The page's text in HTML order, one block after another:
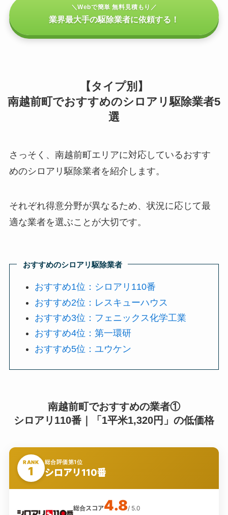
＼Webで簡単 無料見積もり／
業界最大手の駆除業者に依頼する！
【タイプ別】
南越前町でおすすめのシロアリ駆除業者5
選
さっそく、南越前町エリアに対応しているおすす
めのシロアリ駆除業者を紹介します。
それぞれ得意分野が異なるため、状況に応じて最
適な業者を選ぶことが大切です。
おすすめのシロアリ駆除業者
おすすめ1位：シロアリ110番
おすすめ2位：レスキューハウス
おすすめ3位：フェニックス化学工業
おすすめ4位：第一環研
おすすめ5位：ユウケン
南越前町でおすすめの業者①
シロアリ110番｜「1平米1,320円」の低価格
RANK
1
総合評価第1位
シロアリ110番
総合スコア4.8/ 5.0